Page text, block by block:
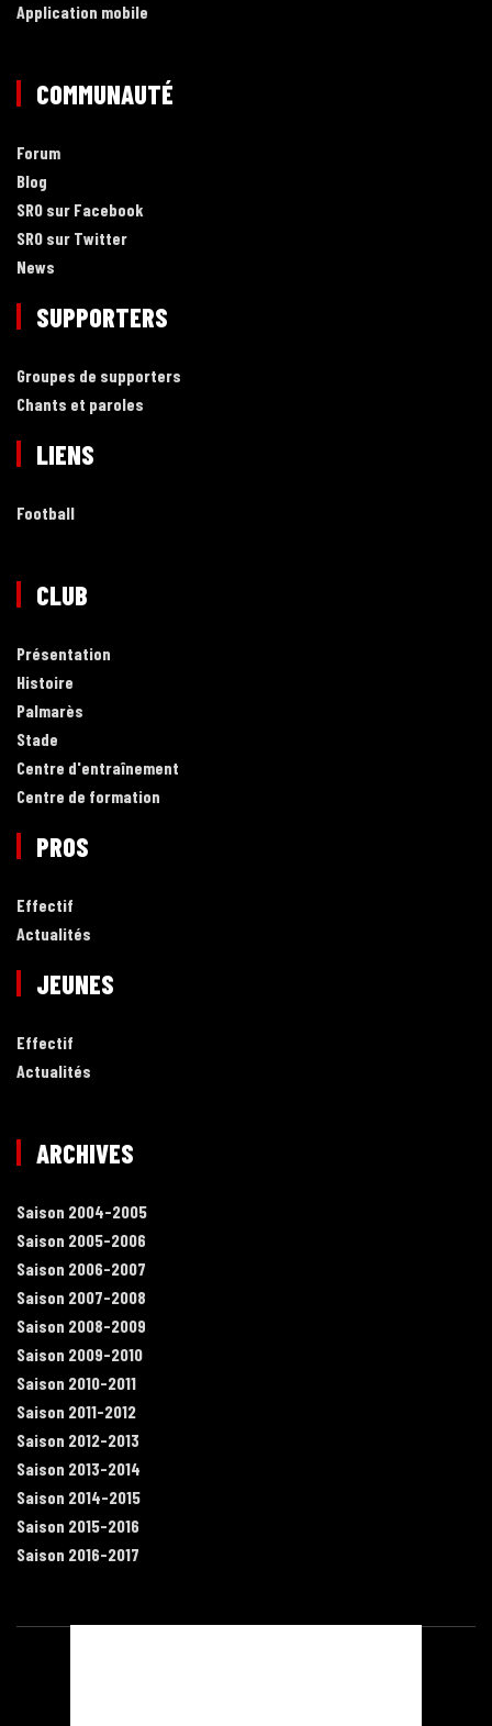
Application mobile
COMMUNAUTÉ
Forum
Blog
SRO sur Facebook
SRO sur Twitter
News
SUPPORTERS
Groupes de supporters
Chants et paroles
LIENS
Football
CLUB
Présentation
Histoire
Palmarès
Stade
Centre d'entraînement
Centre de formation
PROS
Effectif
Actualités
JEUNES
Effectif
Actualités
ARCHIVES
Saison 2004-2005
Saison 2005-2006
Saison 2006-2007
Saison 2007-2008
Saison 2008-2009
Saison 2009-2010
Saison 2010-2011
Saison 2011-2012
Saison 2012-2013
Saison 2013-2014
Saison 2014-2015
Saison 2015-2016
Saison 2016-2017